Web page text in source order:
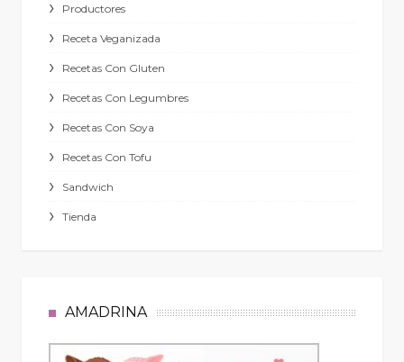
Productores
Receta Veganizada
Recetas Con Gluten
Recetas Con Legumbres
Recetas Con Soya
Recetas Con Tofu
Sandwich
Tienda
AMADRINA